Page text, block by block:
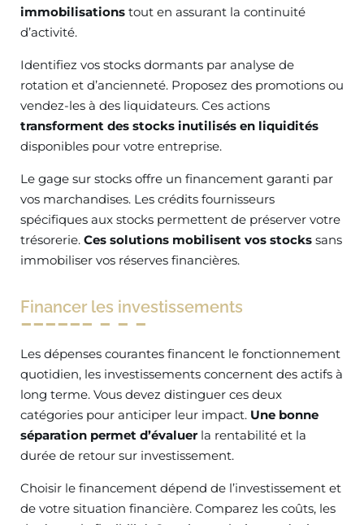
immobilisations tout en assurant la continuité
d’activité.
Identifiez vos stocks dormants par analyse de
rotation et d’ancienneté. Proposez des promotions ou
vendez-les à des liquidateurs. Ces actions
transforment des stocks inutilisés en liquidités
disponibles pour votre entreprise.
Le gage sur stocks offre un financement garanti par
vos marchandises. Les crédits fournisseurs
spécifiques aux stocks permettent de préserver votre
trésorerie. Ces solutions mobilisent vos stocks sans
immobiliser vos réserves financières.
Financer les investissements
Les dépenses courantes financent le fonctionnement
quotidien, les investissements concernent des actifs à
long terme. Vous devez distinguer ces deux
catégories pour anticiper leur impact. Une bonne
séparation permet d’évaluer la rentabilité et la
durée de retour sur investissement.
Choisir le financement dépend de l’investissement et
de votre situation financière. Comparez les coûts, les